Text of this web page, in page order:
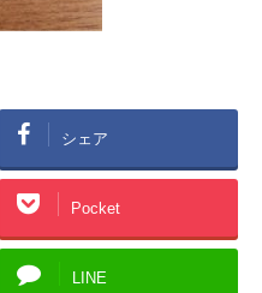
シェア
Pocket
LINE